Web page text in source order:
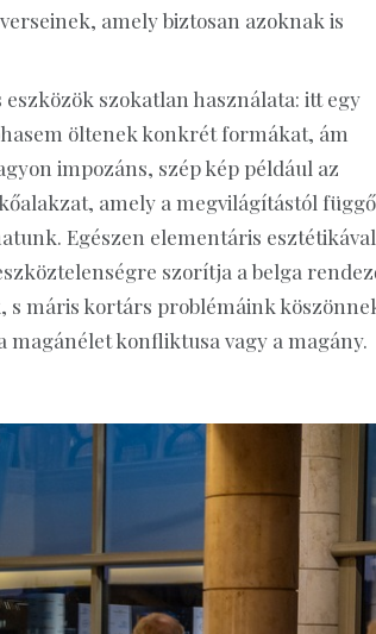
amely biztosan azoknak is
szokatlan használata: itt egy
öltenek konkrét formákat, ám
impozáns, szép kép például az
amely a megvilágítástól
Egészen elementáris esztétikával
szorítja a belga
s máris kortárs problémáink
magánélet konfliktusa vagy a magány.